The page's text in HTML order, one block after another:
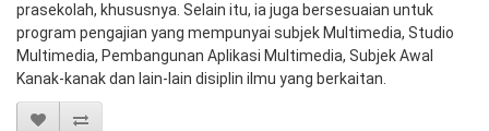
prasekolah, khususnya. Selain itu, ia juga bersesuaian untuk
program pengajian yang mempunyai subjek Multimedia, Studio
Multimedia, Pembangunan Aplikasi Multimedia, Subjek Awal
Kanak-kanak dan lain-lain disiplin ilmu yang berkaitan.